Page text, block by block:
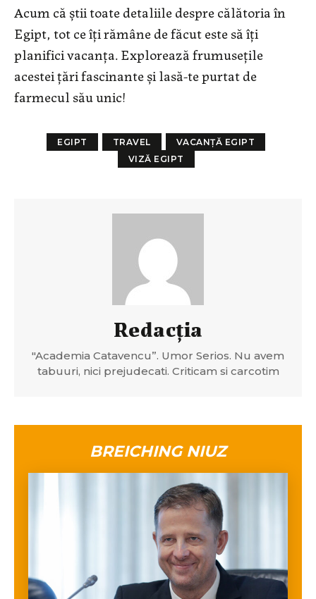
Acum că știi toate detaliile despre călătoria în
Egipt, tot ce îți rămâne de făcut este să îți
planifici vacanța. Explorează frumusețile
acestei țări fascinante și lasă-te purtat de
farmecul său unic!
EGIPT TRAVEL
VACANȚĂ EGIPT
VIZĂ EGIPT
Redacția
"Academia Catavencu”. Umor Serios. Nu avem
tabuuri, nici prejudecati. Criticam si carcotim
BREICHING NIUZ